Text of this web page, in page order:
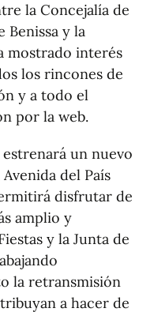
la Concejalía de
Benissa y la
mostrado interés
los rincones de
y a todo el
por la web.
un nuevo
del País
disfrutar de
amplio y
y la Junta de
la retransmisión
a hacer de